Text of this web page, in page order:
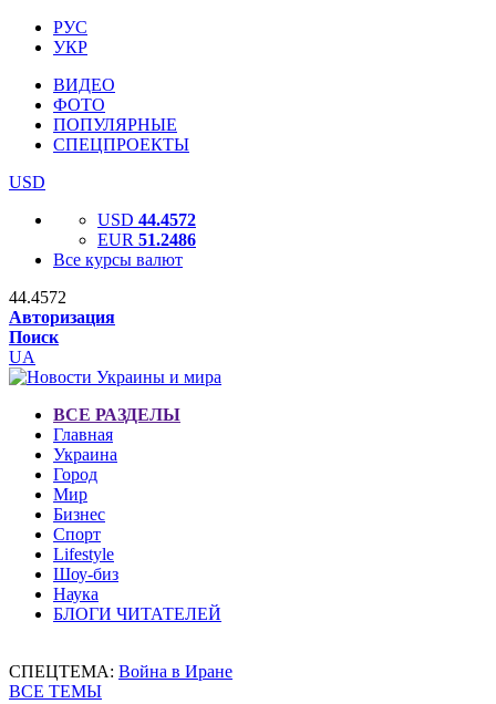
РУС
УКР
ВИДЕО
ФОТО
ПОПУЛЯРНЫЕ
СПЕЦПРОЕКТЫ
USD
USD 44.4572
EUR 51.2486
Все курсы валют
44.4572
Авторизация
Поиск
UA
ВСЕ РАЗДЕЛЫ
Главная
Украина
Город
Мир
Бизнес
Спорт
Lifestyle
Шоу-биз
Наука
БЛОГИ ЧИТАТЕЛЕЙ
СПЕЦТЕМА: Война в Иране
ВСЕ ТЕМЫ